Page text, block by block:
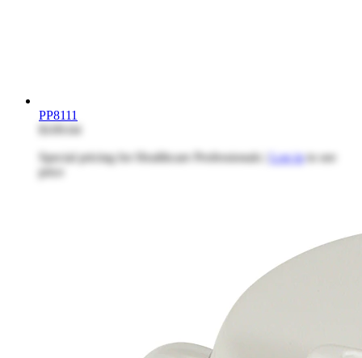
PP8111
$109.64
Special pricing for Healthcare Professionals | Log into see
price